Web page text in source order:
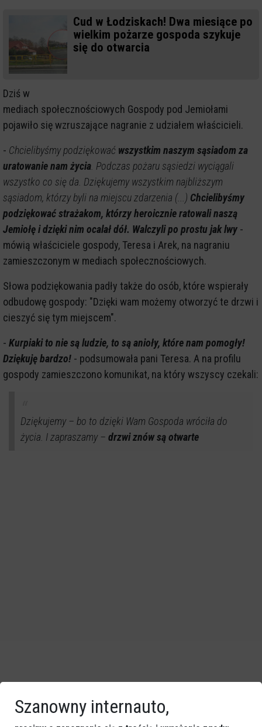
Cud w Łodziskach! Dwa miesiące po
wielkim pożarze gospoda szykuje
się do otwarcia
Dziś w
mediach społecznościowych Gospody pod Jemiołami
pojawiło się wzruszające nagranie z udziałem właścicieli.
- Chcielibyśmy podziękować wszystkim naszym sąsiadom za
uratowanie nam życia. Podczas pożaru sąsiedzi wyciągali
wszystko co się da. Dziękujemy wszystkim najbliższym
sąsiadom, którzy byli na miejscu zdarzenia (...) Chcielibyśmy
podziękować strażakom, którzy heroicznie ratowali naszą
Jemiołę i dzięki nim ocalał dół. Walczyli po prostu jak lwy -
mówią właściciele gospody, Teresa i Arek, na nagraniu
zamieszczonym w mediach społecznościowych.
Słowa podziękowania padły także do osób, które wspierały
odbudowę gospody: "Dzięki wam możemy otworzyć te drzwi i
cieszyć się tym miejscem".
- Kurpiaki to nie są ludzie, to są anioły, które nam pomogły!
Dziękuję bardzo! - podsumowała pani Teresa. A na profilu
gospody zamieszczono komunikat, na który wszyscy czekali:
Dziękujemy – bo to dzięki Wam Gospoda wróciła do
życia. I zapraszamy – drzwi znów są otwarte
Szanowny internauto,